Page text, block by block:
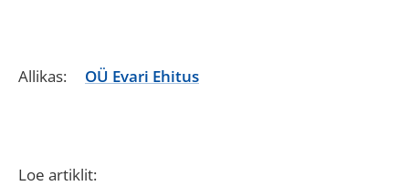
Allikas: OÜ Evari Ehitus
Loe artiklit: